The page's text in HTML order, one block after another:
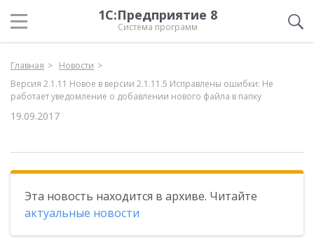
1С:Предприятие 8
Система программ
Главная
Новости
Версия 2.1.11 Новое в версии 2.1.11.5 Исправлены ошибки: Не
работает уведомление о добавлении нового файла в папку
19.09.2017
Эта новость находится в архиве. Читайте
актуальные новости